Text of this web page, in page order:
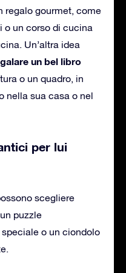
regalo gourmet, come
o un corso di cucina
Un’altra idea
un bel libro
o un quadro, in
nella sua casa o nel
per lui
scegliere
puzzle
o un ciondolo